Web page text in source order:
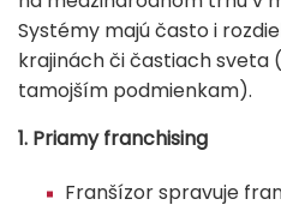
Systémy majú často i
krajinách či častiach sveta
tamojším podmienkam).
1. Priamy franchising
Franšízor spravuje